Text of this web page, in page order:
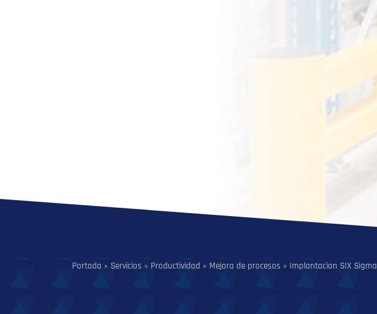
Portada » Servicios » Productividad » Mejora de procesos » Implantacion SIX Sigma